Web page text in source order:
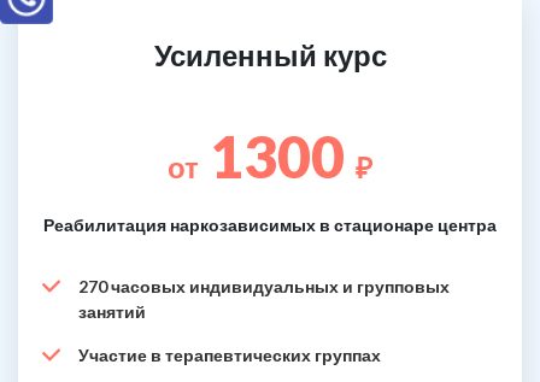
Усиленный курс
от 1300 ₽
Реабилитация наркозависимых в стационаре центра
270 часовых индивидуальных и групповых
занятий
Участие в терапевтических группах